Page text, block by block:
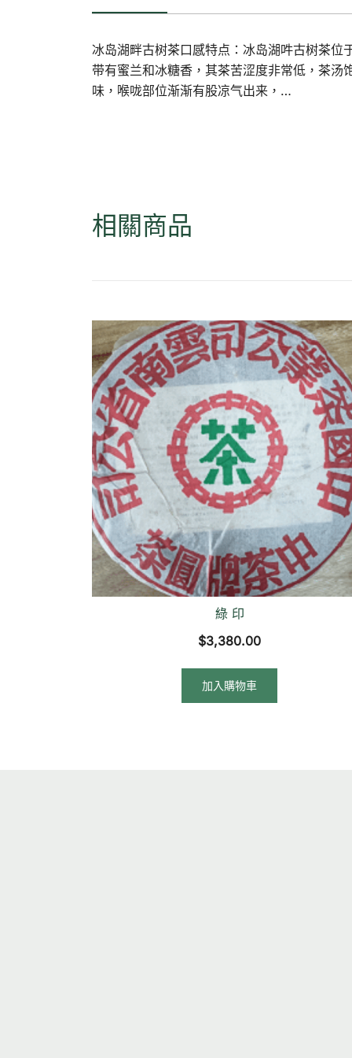
冰岛湖畔古树茶口感特点：冰岛湖吽古树茶位
带有蜜兰和冰糖香，其茶苦涩度非常低，茶汤
味，喉咙部位渐渐有股凉气出来，…
相關商品
綠 印
$3,380.00
加入購物車